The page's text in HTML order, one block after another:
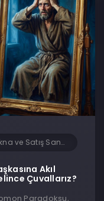
ve Satış Sanatı
Akıl
Çuvallarız?
Paradoksu,